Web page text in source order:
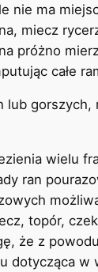
nie ma
miecz
próżno
całe
gorszych,
wielu
ran
topór,
że z
dotycząca w